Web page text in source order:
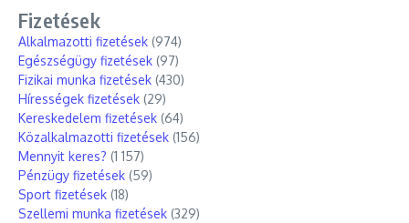
Fizetések
Alkalmazotti fizetések (974)
Egészségügy fizetések (97)
Fizikai munka fizetések (430)
Hírességek fizetések (29)
Kereskedelem fizetések (64)
Közalkalmazotti fizetések (156)
Mennyit keres? (1 157)
Pénzügy fizetések (59)
Sport fizetések (18)
Szellemi munka fizetések (329)